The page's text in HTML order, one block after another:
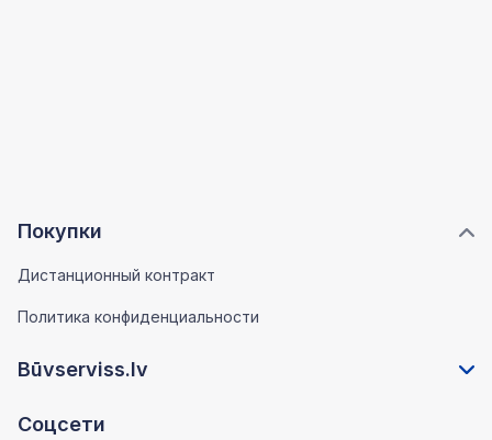
Покупки
Дистанционный контракт
Политика конфиденциальности
Būvserviss.lv
Соцсети